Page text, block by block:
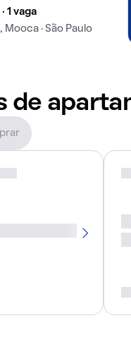
1 vaga
Mooca · São Paulo
de